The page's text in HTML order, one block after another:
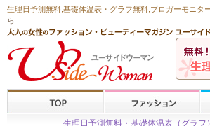
生理日予測無料 基礎体温表・グラフ無料 ,ブロガーモニタ
ら
生理日予測無料・基礎体温表（グラフ